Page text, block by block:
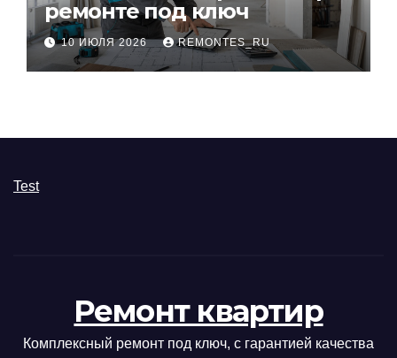
ремонте под ключ
10 ИЮЛЯ 2026 REMONTES_RU
Test
Ремонт квартир
Комплексный ремонт под ключ, с гарантией качества